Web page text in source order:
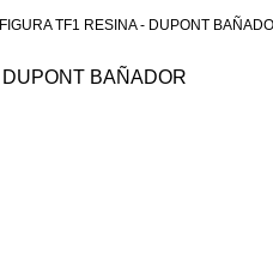
FIGURA TF1 RESINA - DUPONT